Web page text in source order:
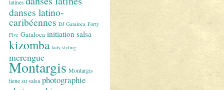
latines
danses latino-
caribéennes DJ Gataloca Forty
Five Gataloca initiation salsa
kizomba lady styling
merengue
Montargis Montargis
tiene su salsa photographie